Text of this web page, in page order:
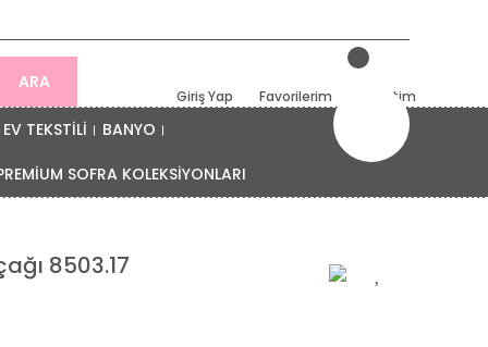
ARA
Giriş Yap Favorilerim Sepetim
EV TEKSTİLİ BANYO
SOFRA KOLEKSİYONLARI
8503.17